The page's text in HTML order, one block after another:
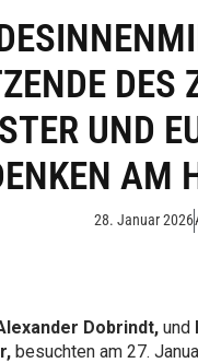
DES
UND
AM
28. Januar 2026
Dobrindt, und
besuchten am 27.